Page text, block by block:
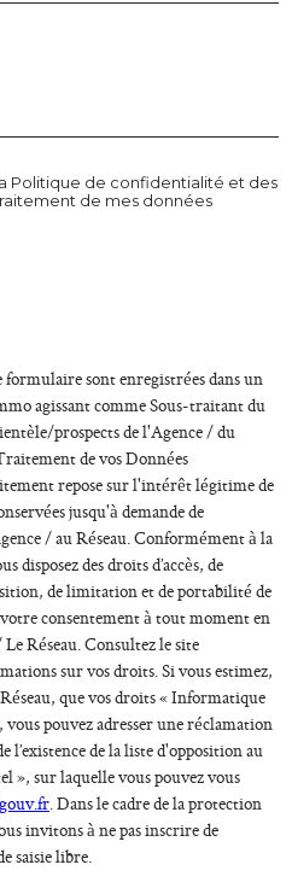
Politique de confidentialité et des
de mes données
sont enregistrées dans un
agissant comme Sous-traitant du
prospects de l'Agence / du
de vos Données
repose sur l'intérêt légitime de
jusqu'à demande de
/ au Réseau. Conformément à la
des droits d’accès, de
de limitation et de portabilité de
consentement à tout moment en
Réseau. Consultez le site
sur vos droits. Si vous estimez,
que vos droits « Informatique
vous pouvez adresser une réclamation
de la liste d'opposition au
», sur laquelle vous pouvez vous
. Dans le cadre de la protection
invitons à ne pas inscrire de
saisie libre.